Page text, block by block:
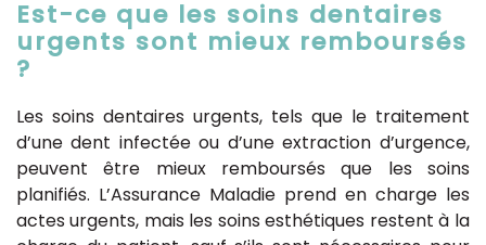
Est-ce que les soins dentaires
urgents sont mieux remboursés
?
Les soins dentaires urgents, tels que le traitement
d’une dent infectée ou d’une extraction d’urgence,
peuvent être mieux remboursés que les soins
planifiés. L’Assurance Maladie prend en charge les
actes urgents, mais les soins esthétiques restent à la